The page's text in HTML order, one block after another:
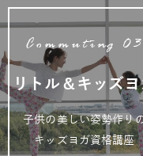
Commuting 03
リトル＆キッズ
子供の美しい姿勢作り
キッズヨガ資格講座